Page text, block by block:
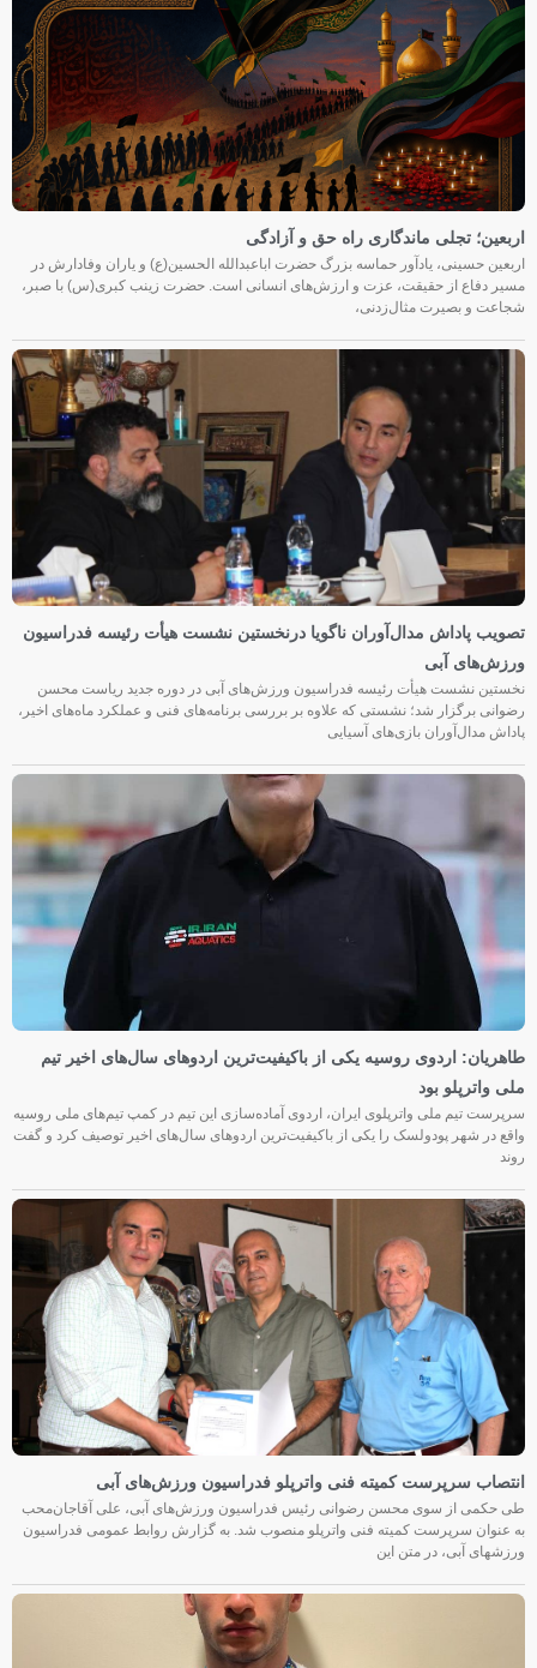
اربعین؛ تجلی ماندگاری راه حق و آزادگی
اربعین حسینی، یادآور حماسه بزرگ حضرت اباعبدالله الحسین(ع) و یاران وفادارش در
مسیر دفاع از حقیقت، عزت و ارزش‌های انسانی است. حضرت زینب کبری(س) با صبر،
شجاعت و بصیرت مثال‌زدنی،
تصویب پاداش مدال‌آوران ناگویا درنخستین نشست هیأت رئیسه فدراسیون
ورزش‌های آبی
نخستین نشست هیأت رئیسه فدراسیون ورزش‌های آبی در دوره جدید ریاست محسن
رضوانی برگزار شد؛ نشستی که علاوه بر بررسی برنامه‌های فنی و عملکرد ماه‌های اخیر،
پاداش مدال‌آوران بازی‌های آسیایی
طاهریان: اردوی روسیه یکی از باکیفیت‌ترین اردوهای سال‌های اخیر تیم
ملی واترپلو بود
سرپرست تیم ملی واترپلوی ایران، اردوی آماده‌سازی این تیم در کمپ تیم‌های ملی روسیه
واقع در شهر پودولسک را یکی از باکیفیت‌ترین اردوهای سال‌های اخیر توصیف کرد و گفت
روند
انتصاب سرپرست کمیته فنی واترپلو فدراسیون ورزش‌های آبی
طی حکمی از سوی محسن رضوانی رئیس فدراسیون ورزش‌های آبی، علی آقاجان‌محب
به عنوان سرپرست کمیته فنی واترپلو منصوب شد. به گزارش روابط عمومی فدراسیون
ورزشهای آبی، در متن این